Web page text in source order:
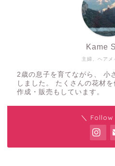
主婦、ヘアメ
Kame
2歳の息子を育てながら、 小
しました。 たくさんの花材
作成・販売もしています。
＼ Follow